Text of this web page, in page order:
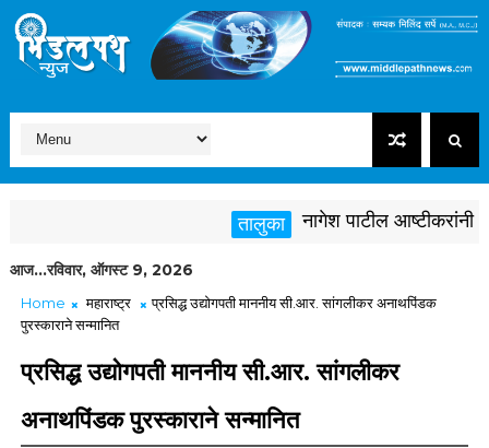
तालुका नागेश पाटील आष्टीकरांनी
आज...रविवार, ऑगस्ट 9, 2026
Home महाराष्ट्र
प्रसिद्ध उद्योगपती माननीय सी.आर. सांगलीकर अनाथपिंडक
पुरस्काराने सन्मानित
प्रसिद्ध उद्योगपती माननीय सी.आर. सांगलीकर
अनाथपिंडक पुरस्काराने सन्मानित